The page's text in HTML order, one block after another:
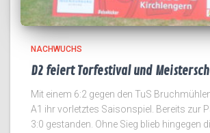
NACHWUCHS
D2 feiert Torfestival und
Mit einem 6:2 gegen den TuS
A1 ihr vorletztes Saisonspiel. Bereits zur
3:0 gestanden. Ohne Sieg blieb hingegen